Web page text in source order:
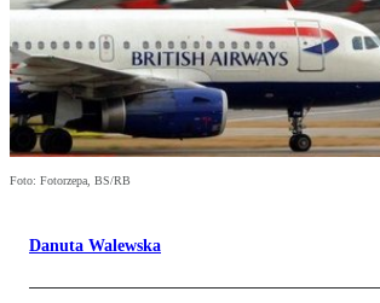
Foto: Fotorzepa, BS/RB
Danuta Walewska